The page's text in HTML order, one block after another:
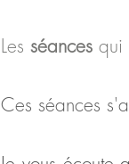
Les séances qui
Ces séances